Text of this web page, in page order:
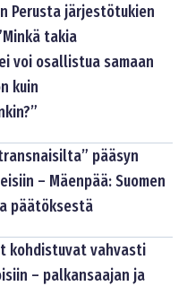
Perusta järjestötukien
takia
voi osallistua samaan
kuin
pääsyn
– Mäenpää: Suomen
päätöksestä
kohdistuvat vahvasti
– palkansaajan ja